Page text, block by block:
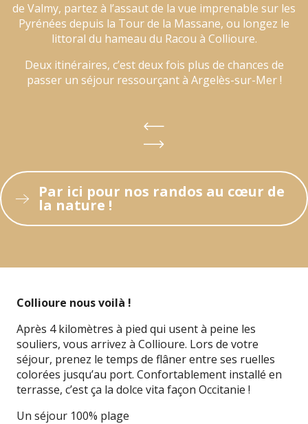
de Valmy, partez à l’assaut de la vue imprenable sur les
Pyrénées depuis la Tour de la Massane, ou longez le
littoral du hameau du Racou à Collioure.
Deux itinéraires, c’est deux fois plus de chances de
passer un séjour ressourçant à Argelès-sur-Mer !
Par ici pour nos randos au cœur de
la nature !
Collioure nous voilà !
Après 4 kilomètres à pied qui usent à peine les
souliers, vous arrivez à Collioure. Lors de votre
séjour, prenez le temps de flâner entre ses ruelles
colorées jusqu’au port. Confortablement installé en
terrasse, c’est ça la dolce vita façon Occitanie !
Un séjour 100% plage